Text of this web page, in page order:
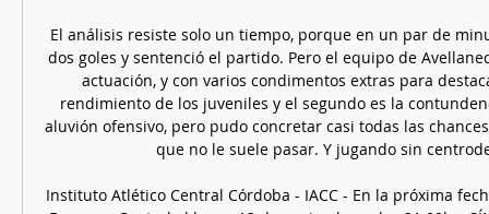
El análisis resiste solo un tiempo, porque en un par de
dos goles y sentenció el partido. Pero el equipo de
actuación, y con varios condimentos extras para
rendimiento de los juveniles y el segundo es la
aluvión ofensivo, pero pudo concretar casi todas las
que no le suele pasar. Y jugando sin
Instituto Atlético Central Córdoba - IACC - En la próxima